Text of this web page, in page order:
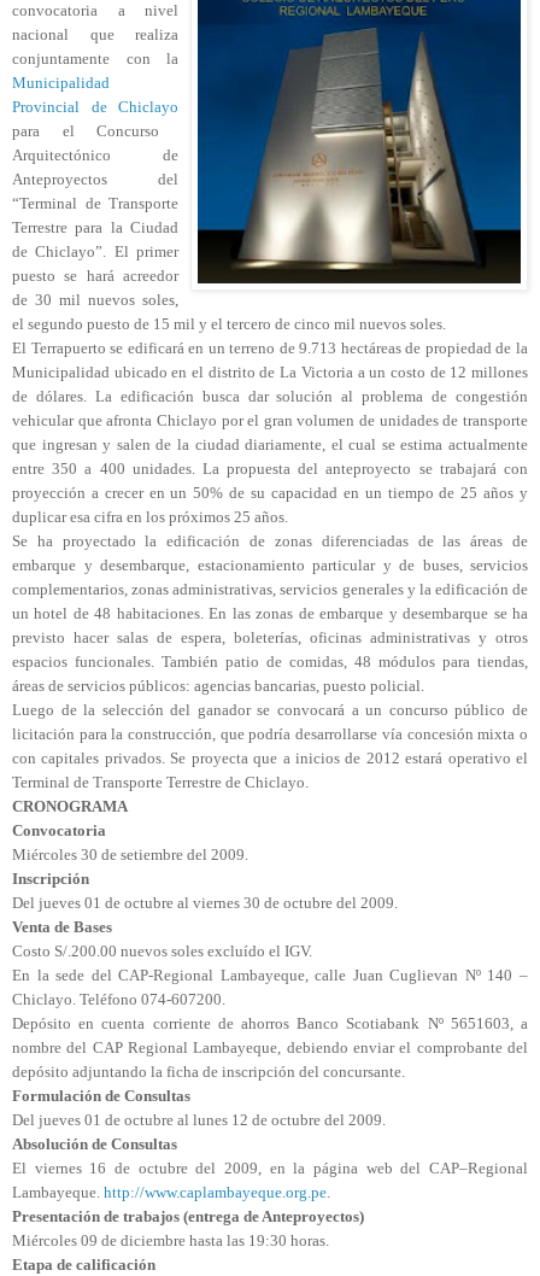
convocatoria a nivel
nacional que realiza
conjuntamente con la
Municipalidad
Provincial de Chiclayo
para el Concurso
Arquitectónico de
Anteproyectos del
“Terminal de Transporte
Terrestre para la Ciudad
de Chiclayo”. El primer
puesto se hará acreedor
de 30 mil nuevos soles,
el segundo puesto de 15 mil y el tercero de cinco mil nuevos soles.
El Terrapuerto se edificará en un terreno de 9.713 hectáreas de propiedad de la
Municipalidad ubicado en el distrito de La Victoria a un costo de 12 millones
de dólares. La edificación busca dar solución al problema de congestión
vehicular que afronta Chiclayo por el gran volumen de unidades de transporte
que ingresan y salen de la ciudad diariamente, el cual se estima actualmente
entre 350 a 400 unidades. La propuesta del anteproyecto se trabajará con
proyección a crecer en un 50% de su capacidad en un tiempo de 25 años y
duplicar esa cifra en los próximos 25 años.
Se ha proyectado la edificación de zonas diferenciadas de las áreas de
embarque y desembarque, estacionamiento particular y de buses, servicios
complementarios, zonas administrativas, servicios generales y la edificación de
un hotel de 48 habitaciones. En las zonas de embarque y desembarque se ha
previsto hacer salas de espera, boleterías, oficinas administrativas y otros
espacios funcionales. También patio de comidas, 48 módulos para tiendas,
áreas de servicios públicos: agencias bancarias, puesto policial.
Luego de la selección del ganador se convocará a un concurso público de
licitación para la construcción, que podría desarrollarse vía concesión mixta o
con capitales privados. Se proyecta que a inicios de 2012 estará operativo el
Terminal de Transporte Terrestre de Chiclayo.
CRONOGRAMA
Convocatoria
Miércoles 30 de setiembre del 2009.
Inscripción
Del jueves 01 de octubre al viernes 30 de octubre del 2009.
Venta de Bases
Costo S/.200.00 nuevos soles excluído el IGV.
En la sede del CAP-Regional Lambayeque, calle Juan Cuglievan Nº 140 –
Chiclayo. Teléfono 074-607200.
Depósito en cuenta corriente de ahorros Banco Scotiabank Nº 5651603, a
nombre del CAP Regional Lambayeque, debiendo enviar el comprobante del
depósito adjuntando la ficha de inscripción del concursante.
Formulación de Consultas
Del jueves 01 de octubre al lunes 12 de octubre del 2009.
Absolución de Consultas
El viernes 16 de octubre del 2009, en la página web del CAP–Regional
Lambayeque. http://www.caplambayeque.org.pe.
Presentación de trabajos (entrega de Anteproyectos)
Miércoles 09 de diciembre hasta las 19:30 horas.
Etapa de calificación